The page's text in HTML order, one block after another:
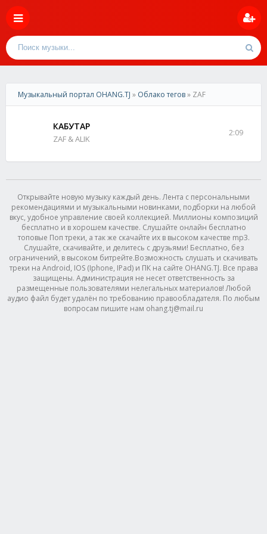
Музыкальный портал OHANG.TJ » Облако тегов» ZAF
КАБУТАР
ZAF & ALIK
2:09
Открывайте новую музыку каждый день. Лента с персональными
рекомендациями и музыкальными новинками, подборки на любой
вкус, удобное управление своей коллекцией. Миллионы композиций
бесплатно и в хорошем качестве. Слушайте онлайн бесплатно
топовые Поп треки, а так же скачайте их в высоком качестве mp3.
Слушайте, скачивайте, и делитесь с друзьями! Бесплатно, без
ограничений, в высоком битрейте.Возможность слушать и скачивать
треки на Android, IOS (Iphone, IPad) и ПК на сайте OHANG.TJ. Все права
защищены. Администрация не несет ответственность за
размещенные пользователями нелегальных материалов! Любой
аудио файл будет удалён по требованию правообладателя. По любым
вопросам пишите нам ohang.tj@mail.ru